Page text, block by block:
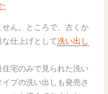
ん。ところで、古くか
な仕上げとして洗い出し
宅のみで見られた洗い
プの洗い出しも発売さ